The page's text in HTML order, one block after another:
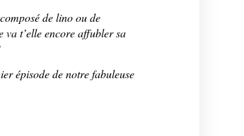
de lino ou de
t’elle encore affubler sa
épisode de notre fabuleuse